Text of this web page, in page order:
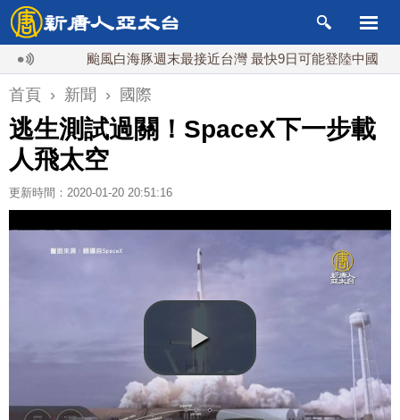
颱風白海豚週末最接近台灣 最快9日可能登陸中國
首頁 › 新聞 › 國際
逃生測試過關！SpaceX下一步載
人飛太空
更新時間：2020-01-20 20:51:16